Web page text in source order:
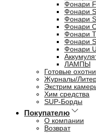
Фонари
Фонари
Фонари
Фонари
Фонари
Фонари
Фонари
ЛАМПЫ
Готовые
Журналы/
Экстрим
Хим средства
SUP-Борды
Покупателю
О компании
Возврат